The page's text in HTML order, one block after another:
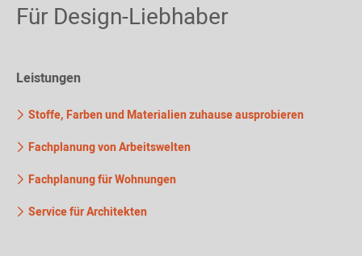
Für Design-Liebhaber
Leistungen
Stoffe, Farben und Materialien zuhause ausprobieren
Fachplanung von Arbeitswelten
Fachplanung für Wohnungen
Service für Architekten